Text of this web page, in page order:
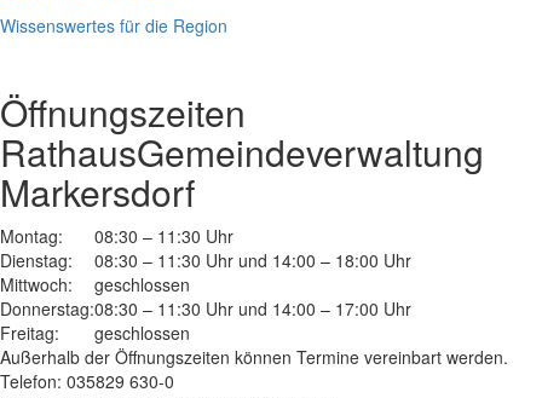
Wissenswertes für die Region
Öffnungszeiten
RathausGemeindeverwaltung
Markersdorf
Montag:
08:30 – 11:30 Uhr
Dienstag:
08:30 – 11:30 Uhr und 14:00 – 18:00 Uhr
Mittwoch:
geschlossen
Donnerstag:08:30 – 11:30 Uhr und 14:00 – 17:00 Uhr
Freitag:
geschlossen
Außerhalb der Öffnungszeiten können Termine vereinbart werden.
Telefon: 035829 630-0